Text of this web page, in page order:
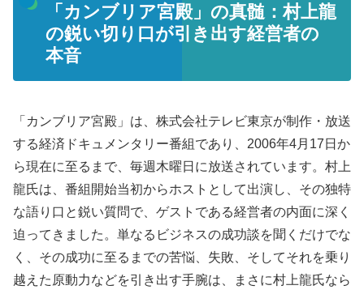
「カンブリア宮殿」の真髄：村上龍
の鋭い切り口が引き出す経営者の
本音
「カンブリア宮殿」は、株式会社テレビ東京が制作・放送
する経済ドキュメンタリー番組であり、2006年4月17日か
ら現在に至るまで、毎週木曜日に放送されています。村上
龍氏は、番組開始当初からホストとして出演し、その独特
な語り口と鋭い質問で、ゲストである経営者の内面に深く
迫ってきました。単なるビジネスの成功談を聞くだけでな
く、その成功に至るまでの苦悩、失敗、そしてそれを乗り
越えた原動力などを引き出す手腕は、まさに村上龍氏なら